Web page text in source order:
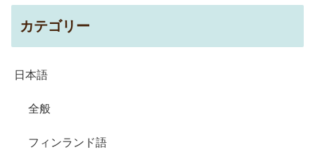
カテゴリー
日本語
全般
フィンランド語